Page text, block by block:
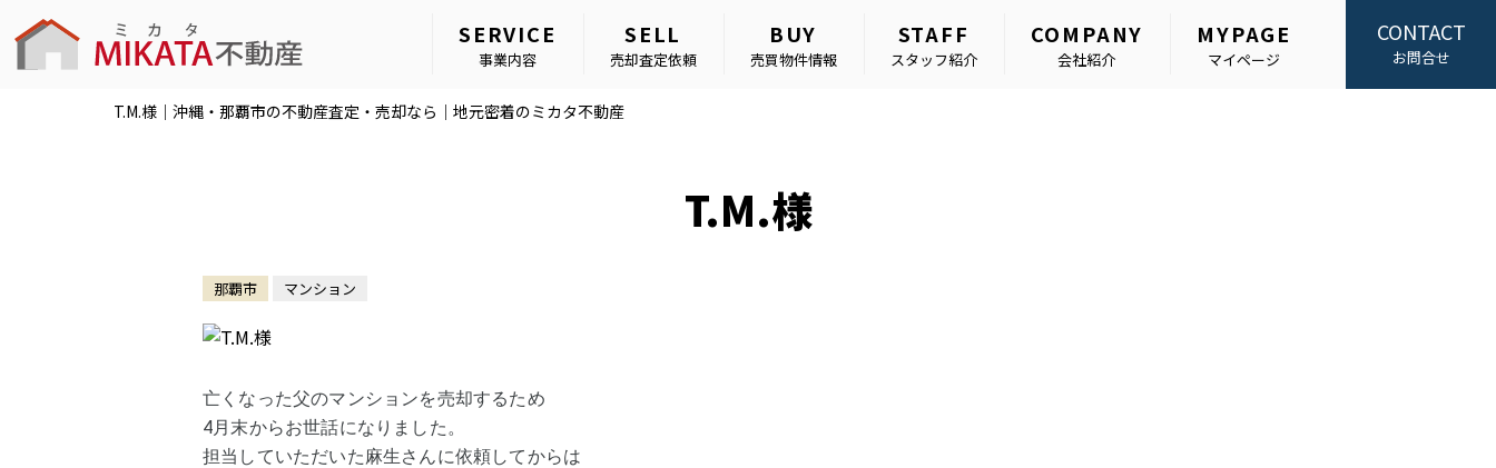
SERVICE
事業内容
SELL
売却査定依頼
BUY
売買物件情報
STAFF
スタッフ紹介
COMPANY
会社紹介
MYPAGE
マイページ
CONTACT
お問合せ
T.M.様｜沖縄・那覇市の不動産査定・売却なら｜地元密着のミカタ不動産
T.M.様
那覇市 マンション
亡くなった父のマンションを売却するため
4月末からお世話になりました。
担当していただいた麻生さんに依頼してからは